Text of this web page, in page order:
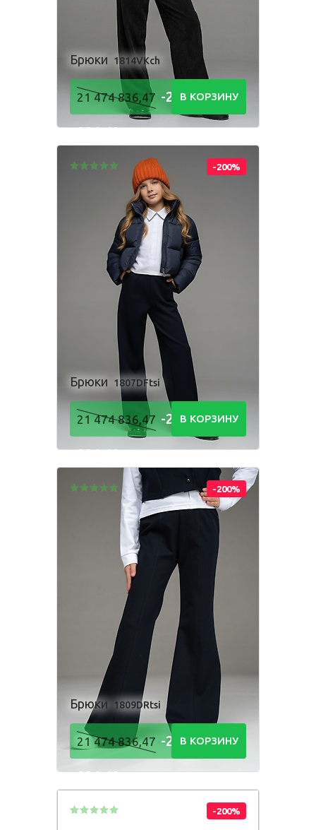
Брюки 1814VKch
21 474 836,47 -21 474
836,48Р
В КОРЗИНУ
-200%
Брюки 1807DFtsi
21 474 836,47 -21 474
836,48Р
В КОРЗИНУ
-200%
Брюки 1809DRtsi
21 474 836,47 -21 474
836,48Р
В КОРЗИНУ
-200%